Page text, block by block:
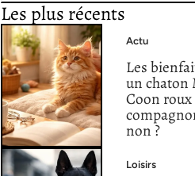
Les plus récents
Actu
Les
un chaton
Coon roux
non ?
Loisirs